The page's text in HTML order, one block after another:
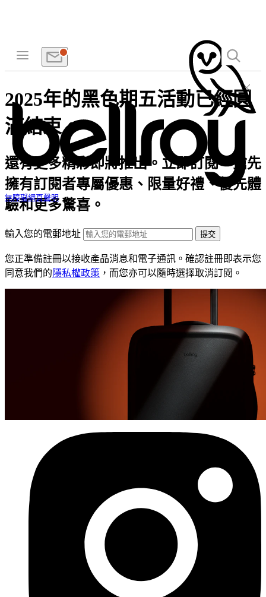
無障礙網頁聲明
2025年的黑色期五活動已經圓
滿結束。
還有更多精彩即將推出。立即訂閱，搶先
擁有訂閱者專屬優惠、限量好禮、優先體
驗和更多驚喜。
輸入您的電郵地址 提交
您正準備註冊以接收產品消息和電子通訊。確認註冊即表示您
同意我們的隱私權政策 ，而您亦可以隨時選擇取消訂閱。